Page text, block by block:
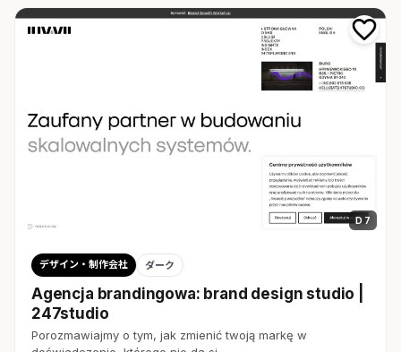
D 7
デザイン・制作会社 ダーク
Agencja brandingowa: brand design studio |
247studio
Porozmawiajmy o tym, jak zmienić twoją markę w